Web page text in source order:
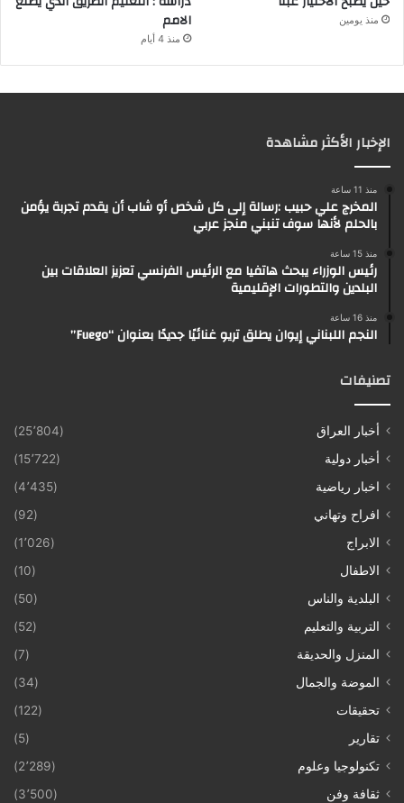
منذ يومين
الامم
منذ 4 أيام
الإخبار الأكثر مشاهدة
منذ 11 ساعة
المخرج علي حبيب :رسالة إلى كل شخص أو شاب أن يقدم تجربة يؤمن
بالحلم لأنها سوف تنبني منجز عربي
منذ 15 ساعة
رئيس الوزراء يبحث هاتفيا مع الرئيس الفرنسي تعزيز العلاقات بين
البلدين والتطورات الإقليمية
منذ 16 ساعة
النجم اللبناني إيوان يطلق تريو غنائيًا جديدًا بعنوان “Fuego”
تصنيفات
أخبار العراق
(25٬804)
أخبار دولية
(15٬722)
اخبار رياضية
(4٬435)
افراح وتهاني
(92)
الابراج
(1٬026)
الاطفال
(10)
البلدية والناس
(50)
التربية والتعليم
(52)
المنزل والحديقة
(7)
الموضة والجمال
(34)
تحقيقات
(122)
تقارير
(5)
تكنولوجيا وعلوم
(2٬289)
ثقافة وفن
(3٬500)